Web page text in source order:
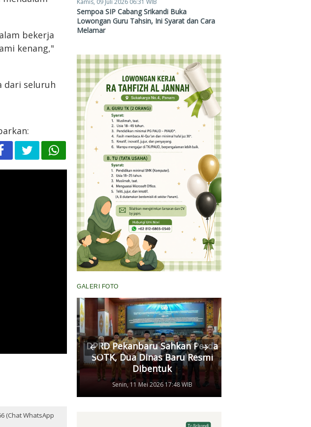
bekerja
kenang,"
dari seluruh
(Chat WhatsApp
Sempoa SIP Cabang Srikandi Buka
Lowongan Guru Tahsin, Ini Syarat dan Cara
Melamar
GALERI FOTO
Sepakat
DPRD Pekanbaru Sahkan Perda
SOTK, Dua Dinas Baru Resmi
Dibentuk
Senin, 11 Mei 2026 17:48 WIB